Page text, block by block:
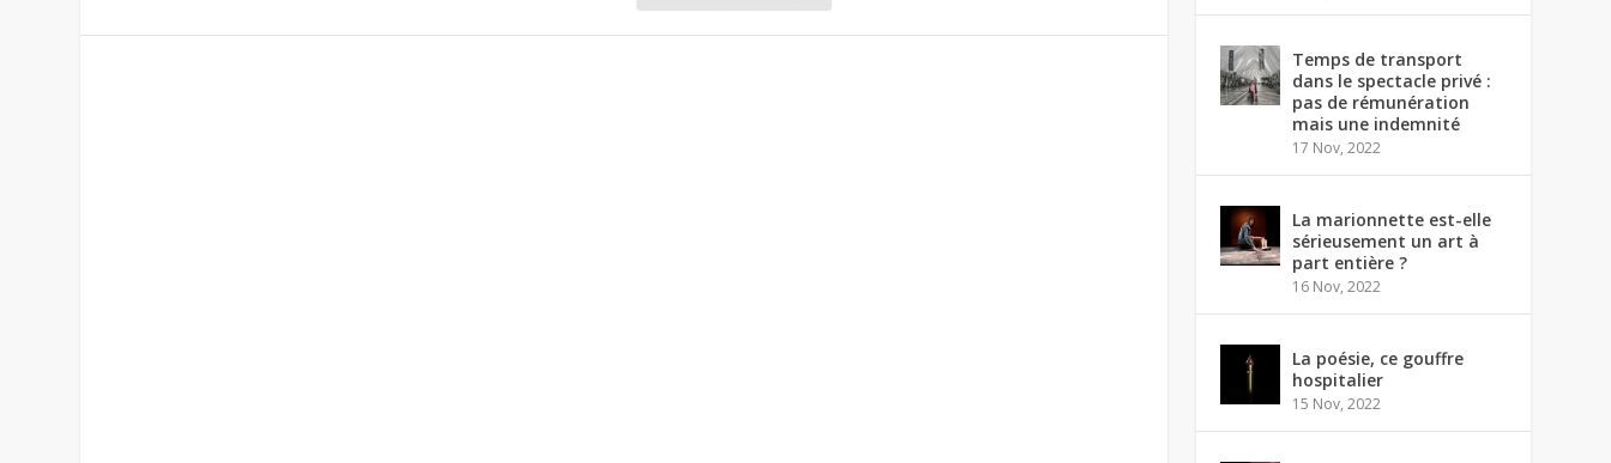
Temps de transport
dans le spectacle privé :
pas de rémunération
mais une indemnité
17 Nov, 2022
La marionnette est-elle
sérieusement un art à
part entière ?
16 Nov, 2022
La poésie, ce gouffre
hospitalier
15 Nov, 2022